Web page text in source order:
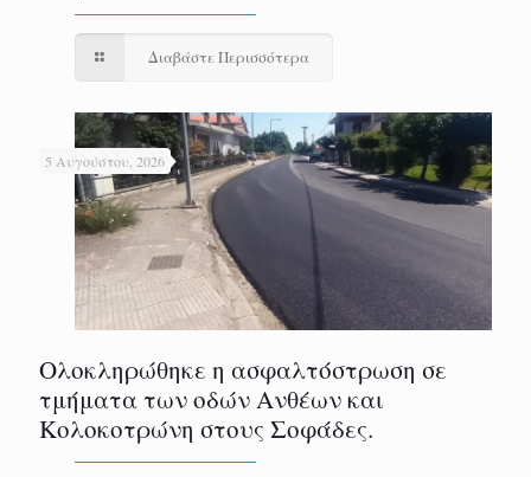
Διαβάστε Περισσότερα
5 Αυγούστου, 2026
Ολοκληρώθηκε η ασφαλτόστρωση σε
τμήματα των οδών Ανθέων και
Κολοκοτρώνη στους Σοφάδες.